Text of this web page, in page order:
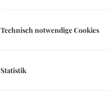
Technisch notwendige Cookies
Statistik